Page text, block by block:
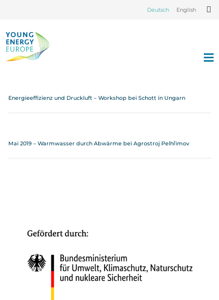
Deutsch English
Energieeffizienz und Druckluft – Workshop bei Schott in Ungarn
Mai 2019 – Warmwasser durch Abwärme bei Agrostroj Pelhřimov